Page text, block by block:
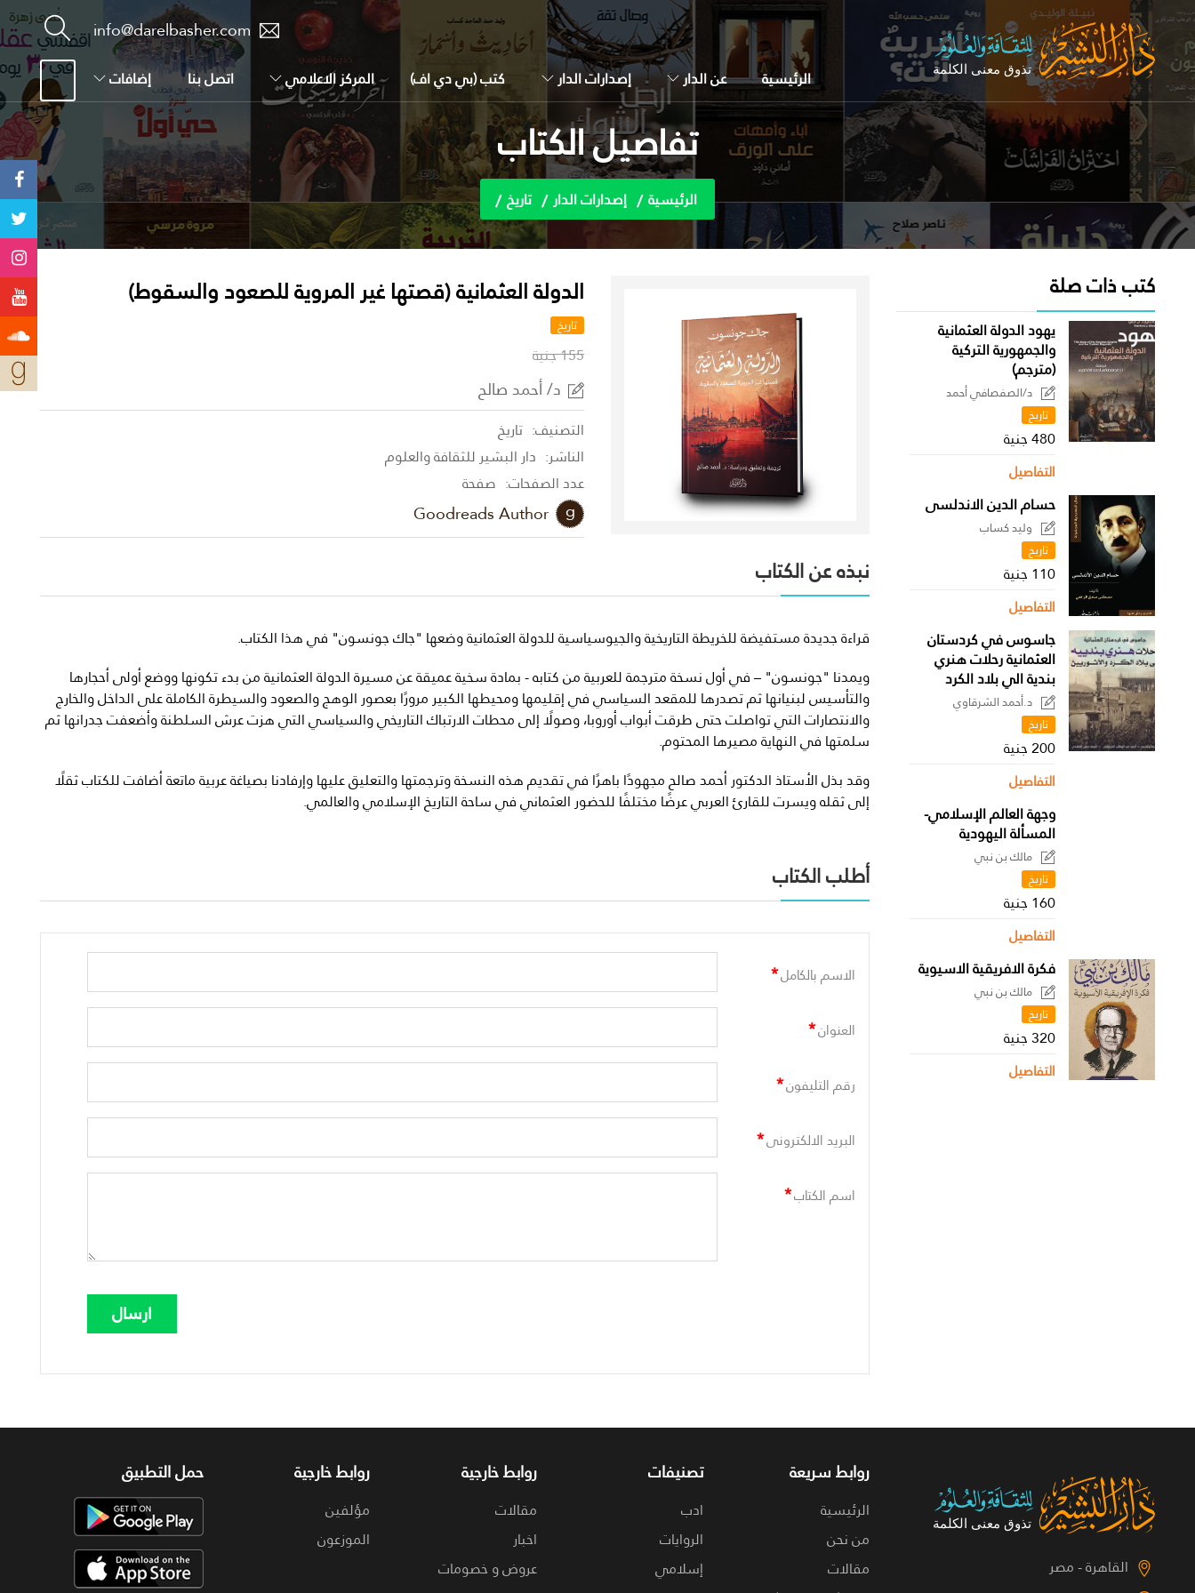
info@darelbasher.com
الرئيسية عن الدار إصدارات الدار كتب (بي دي اف) المركز الاعلامي اتصل بنا إضافات
تفاصيل الكتاب
الرئيسية إصدارات الدار تاريخ
كتب ذات صلة
يهود الدولة العثمانية
والجمهورية التركية
(مترجم)
د/الصفصافي أحمد
القطوريتاريخ
480 جنية
التفاصيل
حسام الدين الاندلسى
وليد كساب
تاريخ
110 جنية
التفاصيل
جاسوس في كردستان
العثمانية رحلات هنري
بندية الي بلاد الكرد
د.أحمد الشرقاوي
تاريخ
200 جنية
التفاصيل
وجهة العالم الإسلامي-
المسألة اليهودية
مالك بن نبي
تاريخ
160 جنية
التفاصيل
فكرة الافريقية الاسيوية
مالك بن نبي
تاريخ
320 جنية
التفاصيل
الدولة العثمانية (قصتها غير المروية للصعود والسقوط)
تاريخ
155 جنية
د/ أحمد صالح
التصنيف: تاريخ
الناشر: دار البشير للثقافة والعلوم
عدد الصفحات: صفحة
Goodreads Author
نبذه عن الكتاب
قراءة جديدة مستفيضة للخريطة التاريخية والجيوسياسية للدولة العثمانية وضعها "جاك جونسون" في هذا الكتاب.
ويمدنا "جونسون" – في أول نسخة مترجمة للعربية من كتابه - بمادة سخية عميقة عن مسيرة الدولة العثمانية من بدء تكونها ووضع أولى أحجارها
والتأسيس لبنيانها ثم تصدرها للمقعد السياسي في إقليمها ومحيطها الكبير مرورًا بعصور الوهج والصعود والسيطرة الكاملة على الداخل والخارج
والانتصارات التي تواصلت حتى طرقت أبواب أوروبا، وصولًا إلى محطات الارتباك التاريخي والسياسي التي هزت عرش السلطنة وأضعفت جدرانها ثم
سلمتها في النهاية مصيرها المحتوم.
وقد بذل الأستاذ الدكتور أحمد صالح مجهودًا باهرًا في تقديم هذه النسخة وترجمتها والتعليق عليها وإرفادنا بصياغة عربية ماتعة أضافت للكتاب ثقلًا
إلى ثقله ويسرت للقارئ العربي عرضًا مختلفًا للحضور العثماني في ساحة التاريخ الإسلامي والعالمي.
أطلب الكتاب
الاسم بالكامل*
العنوان*
رقم التليفون*
البريد الالكترونى*
اسم الكتاب*
القاهرة - مصر
روابط سريعة
الرئيسية
من نحن
مقالات
تصنيفات
ادب
الروايات
إسلامي
روابط خارجية
مقالات
اخبار
عروض و خصومات
روابط خارجية
مؤلفين
الموزعون
حمل التطبيق